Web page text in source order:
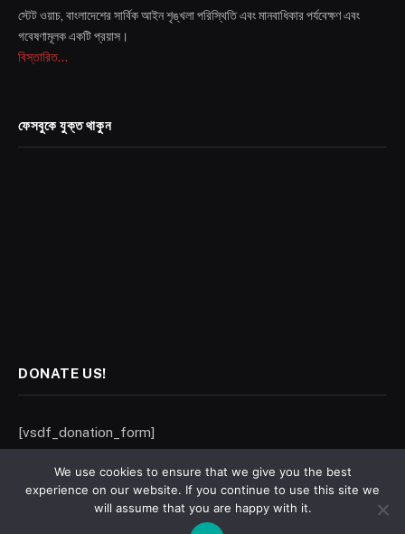
স্টেট ওয়াচ, বাংলাদেশের সার্বিক আইন শৃঙ্খলা পরিস্থিতি এবং মানবাধিকার পর্যবেক্ষণ এবং
গবেষণামূলক একটি প্রয়াস।
বিস্তারিত...
ফেসবুকে যুক্ত থাকুন
DONATE US!
[vsdf_donation_form]
We use cookies to ensure that we give you the best
experience on our website. If you continue to use this site we
will assume that you are happy with it.